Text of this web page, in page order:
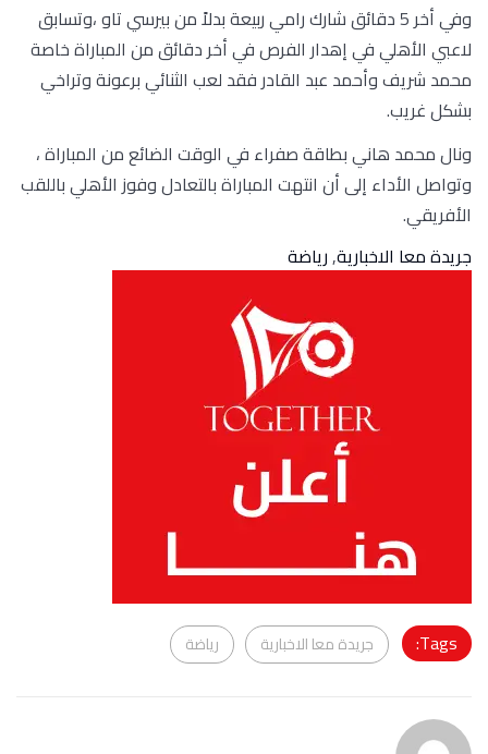
وفي أخر 5 دقائق شارك رامي ربيعة بدلاً من بيرسي تاو ،وتسابق
لاعبي الأهلي في إهدار الفرص في أخر دقائق من المباراة خاصة
محمد شريف وأحمد عبد القادر فقد لعب الثنائي برعونة وتراخي
بشكل غريب.
ونال محمد هاني بطاقة صفراء في الوقت الضائع من المباراة ،
وتواصل الأداء إلى أن انتهت المباراة بالتعادل وفوز الأهلي باللقب
الأفريقي.
جريدة معا الاخبارية,رياضة
Tags: جريدة معا الاخبارية رياضة